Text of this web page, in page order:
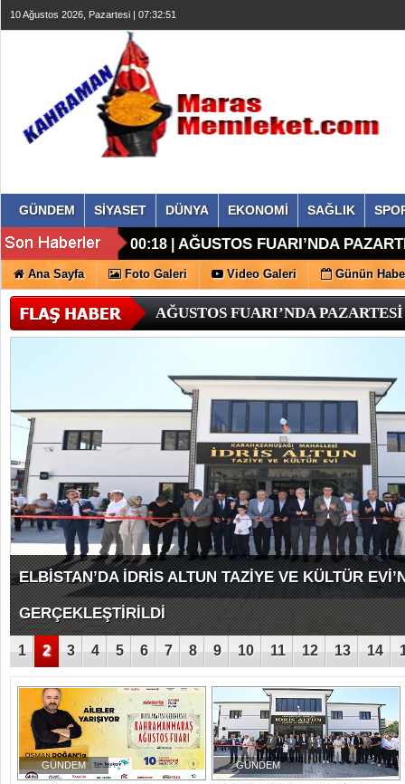
10 Ağustos 2026, Pazartesi | 07:32:52
GÜNDEM SİYASET DÜNYA EKONOMİ SAĞLIK
00:18 |AĞUSTOS FUARI’NDA
00:17 | ELBİSTAN’DA İDRİS ALTUN
GERÇEKLEŞTİRİLDİ
Ana Sayfa
Foto Galeri Video Galeri Günün
AĞUSTOS FUARI’NDA
KAHRAMANMARAŞ’TA ORMAN YANGINI KONTROL
1 2 3 4 5 6 7 8 9 10 11 12 13 14
GÜNDEM GÜNDEM